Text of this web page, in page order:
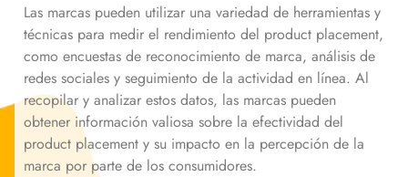
Las marcas pueden utilizar una variedad de herramientas y
técnicas para medir el rendimiento del product placement,
como encuestas de reconocimiento de marca, análisis de
redes sociales y seguimiento de la actividad en línea. Al
recopilar y analizar estos datos, las marcas pueden
obtener información valiosa sobre la efectividad del
product placement y su impacto en la percepción de la
marca por parte de los consumidores.